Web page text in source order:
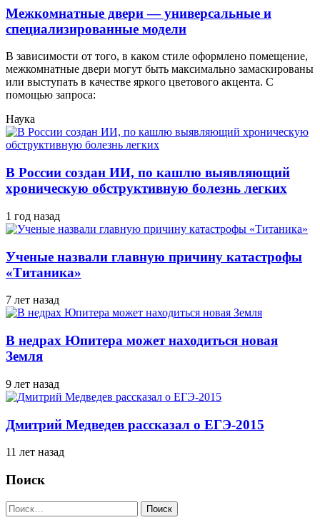
Межкомнатные двери — универсальные и
специализированные модели
В зависимости от того, в каком стиле оформлено помещение,
межкомнатные двери могут быть максимально замаскированы
или выступать в качестве яркого цветового акцента. С
помощью запроса:
Наука
В России создан ИИ, по кашлю выявляющий
хроническую обструктивную болезнь легких
1 год назад
Ученые назвали главную причину катастрофы
«Титаника»
7 лет назад
В недрах Юпитера может находиться новая
Земля
9 лет назад
Дмитрий Медведев рассказал о ЕГЭ-2015
11 лет назад
Поиск
Найти: